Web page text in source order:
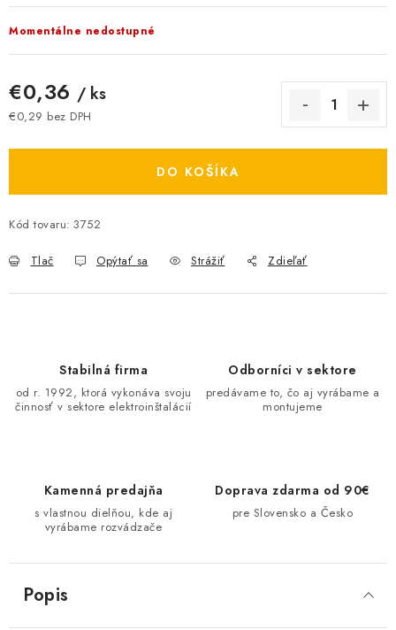
OBCHOD
O NÁS
VÝPREDAJ
ZÁSUVKY A VYPÍNAČE
DOMÁCNOSŤ
ELEKTROMEROVÉ ROZVÁDZAČE
Reklamačný poriadok
Momentálne nedostupné
€0,36 / ks
€0,29 bez DPH
DO KOŠÍKA
Kód tovaru: 3752
Tlač Opýtať sa Strážiť Zdieľať
Stabilná firma
od r. 1992, ktorá vykonáva svoju
činnosť v sektore elektroinštalácií
Odborníci v sektore
predávame to, čo aj vyrábame a
montujeme
Kamenná predajňa
s vlastnou dielňou, kde aj
vyrábame rozvádzače
Doprava zdarma od 90€
pre Slovensko a Česko
Popis